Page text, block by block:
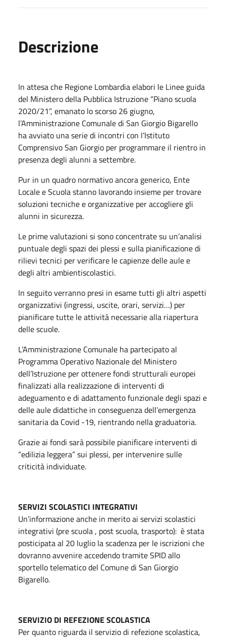
Descrizione
In attesa che Regione Lombardia elabori le Linee guida
del Ministero della Pubblica Istruzione “Piano scuola
2020/21”, emanato lo scorso 26 giugno,
l’Amministrazione Comunale di San Giorgio Bigarello
ha avviato una serie di incontri con l’Istituto
Comprensivo San Giorgio per programmare il rientro in
presenza degli alunni a settembre.
Pur in un quadro normativo ancora generico, Ente
Locale e Scuola stanno lavorando insieme per trovare
soluzioni tecniche e organizzative per accogliere gli
alunni in sicurezza.
Le prime valutazioni si sono concentrate su un’analisi
puntuale degli spazi dei plessi e sulla pianificazione di
rilievi tecnici per verificare le capienze delle aule e
degli altri ambientiscolastici.
In seguito verranno presi in esame tutti gli altri aspetti
organizzativi (ingressi, uscite, orari, servizi…) per
pianificare tutte le attività necessarie alla riapertura
delle scuole.
L’Amministrazione Comunale ha partecipato al
Programma Operativo Nazionale del Ministero
dell’Istruzione per ottenere fondi strutturali europei
finalizzati alla realizzazione di interventi di
adeguamento e di adattamento funzionale degli spazi e
delle aule didattiche in conseguenza dell’emergenza
sanitaria da Covid -19, rientrando nella graduatoria.
Grazie ai fondi sarà possibile pianificare interventi di
“edilizia leggera” sui plessi, per intervenire sulle
criticità individuate.
SERVIZI SCOLASTICI INTEGRATIVI
Un’informazione anche in merito ai servizi scolastici
integrativi (pre scuola , post scuola, trasporto): è stata
posticipata al 20 luglio la scadenza per le iscrizioni che
dovranno avvenire accedendo tramite SPID allo
sportello telematico del Comune di San Giorgio
Bigarello.
SERVIZIO DI REFEZIONE SCOLASTICA
Per quanto riguarda il servizio di refezione scolastica,